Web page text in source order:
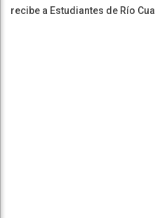
recibe a Estudiantes de Río